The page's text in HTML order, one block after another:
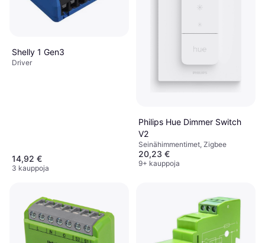
Shelly 1 Gen3
Driver
14,92 €
3 kauppoja
Philips Hue Dimmer Switch
V2
Seinähimmentimet, Zigbee
20,23 €
9+ kauppoja